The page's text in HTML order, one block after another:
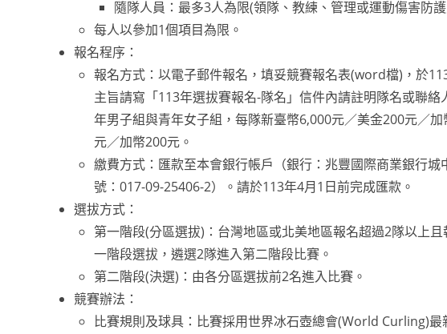
隨隊人員：最多3人為限(領隊、教練、管理或運動傷害防護
每人以參加1個項目為限。
報名程序：
報名方式：以電子郵件報名，填妥競賽報名表(word檔)，於
主旨請寫「113年選拔賽報名-隊名」信件內請註明隊名或聯
年男子組與青年女子組，每隊新臺幣6,000元／美金200元／
元／加幣200元。
繳費方式：匯款至本會銀行帳戶（銀行：兆豐國際商業銀行
號：017-09-25406-2）。請於113年4月1日前完成匯款。
選拔方式：
第一階段(分區選拔)：台灣地區或北美地區報名超過2隊以上
一階段選拔，遴選2隊進入第二階段比賽。
第二階段(決選)：由各分區選拔前2名進入比賽。
競賽辦法：
比賽規則及球具：比賽採用世界冰石壺總會(World Curling)